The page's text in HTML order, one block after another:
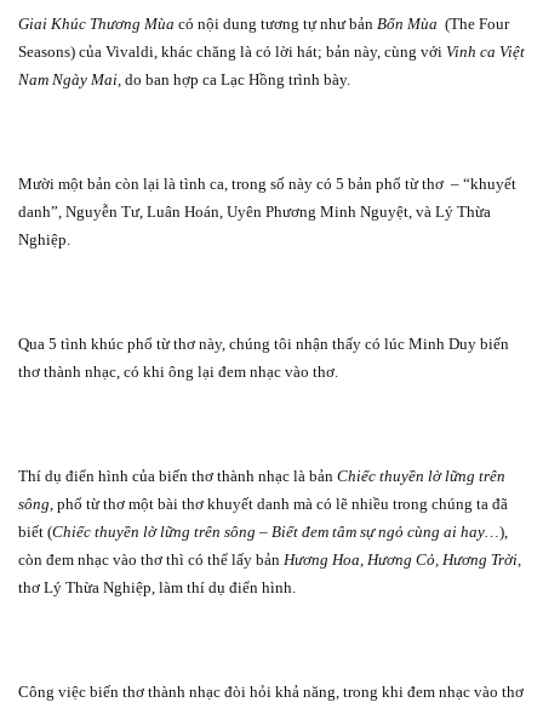
Giai Khúc Thương Mùa có nội dung tương tự như bản Bốn Mùa (The Four
Seasons) của Vivaldi, khác chăng là có lời hát; bản này, cùng với Vinh ca Việt
Nam Ngày Mai, do ban hợp ca Lạc Hồng trình bày.
Mười một bản còn lại là tình ca, trong số này có 5 bản phổ từ thơ – “khuyết
danh”, Nguyễn Tư, Luân Hoán, Uyên Phương Minh Nguyệt, và Lý Thừa
Nghiệp.
Qua 5 tình khúc phổ từ thơ này, chúng tôi nhận thấy có lúc Minh Duy biến
thơ thành nhạc, có khi ông lại đem nhạc vào thơ.
Thí dụ điển hình của biến thơ thành nhạc là bản Chiếc thuyền lờ lững trên
sông, phổ từ thơ một bài thơ khuyết danh mà có lẽ nhiều trong chúng ta đã
biết (Chiếc thuyền lờ lững trên sông – Biết đem tâm sự ngỏ cùng ai hay…),
còn đem nhạc vào thơ thì có thể lấy bản Hương Hoa, Hương Cỏ, Hương Trời,
thơ Lý Thừa Nghiệp, làm thí dụ điển hình.
Công việc biến thơ thành nhạc đòi hỏi khả năng, trong khi đem nhạc vào thơ